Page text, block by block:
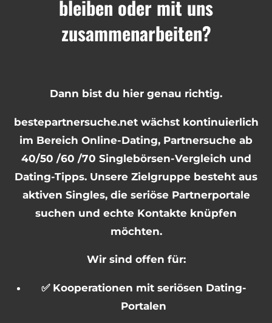
bleiben oder mit uns
zusammenarbeiten?
Dann bist du hier genau richtig.
bestepartnersuche.net wächst kontinuierlich
im Bereich Online-Dating, Partnersuche ab
40/50 /60 /70 Singlebörsen-Vergleich und
Dating-Tipps. Unsere Zielgruppe besteht aus
aktiven Singles, die seriöse Partnerportale
suchen und echte Kontakte knüpfen
möchten.
Wir sind offen für:
✅ Kooperationen mit seriösen Dating-
Portalen